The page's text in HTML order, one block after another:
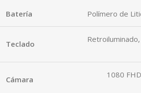
Batería Polímero de
Teclado
Cámara
1080